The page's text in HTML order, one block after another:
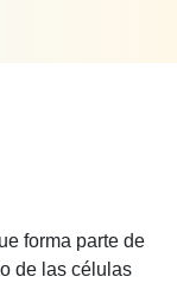
queratina
forma parte de
de las células